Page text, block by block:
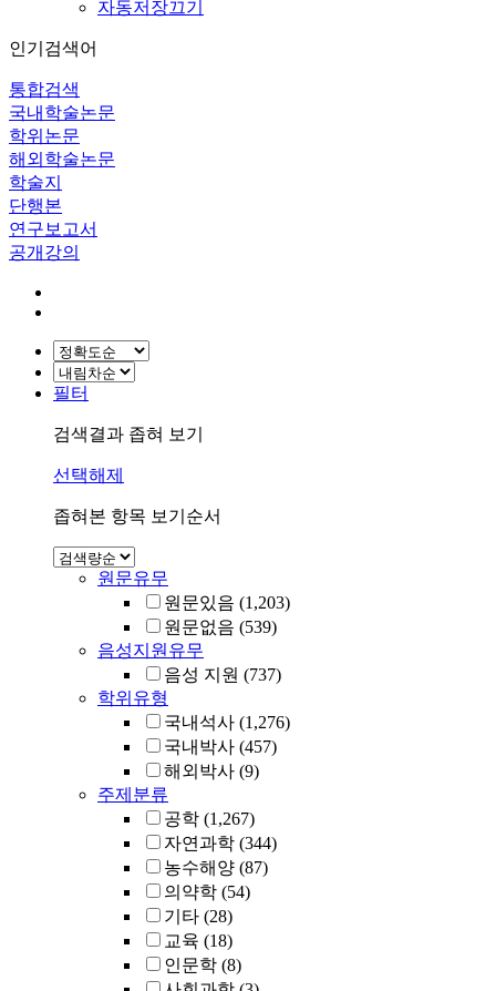
자동저장끄기
인기검색어
통합검색
국내학술논문
학위논문
해외학술논문
학술지
단행본
연구보고서
공개강의
필터
검색결과 좁혀 보기
선택해제
좁혀본 항목 보기순서
원문유무
원문있음 (1,203)
원문없음 (539)
음성지원유무
음성 지원 (737)
학위유형
국내석사 (1,276)
국내박사 (457)
해외박사 (9)
주제분류
공학 (1,267)
자연과학 (344)
농수해양 (87)
의약학 (54)
기타 (28)
교육 (18)
인문학 (8)